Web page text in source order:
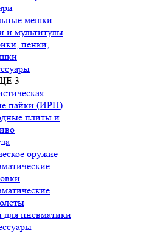
мешки
и мультитулы
пенки,
3
пайки (ИРП)
плиты и
оружие
для пневматики